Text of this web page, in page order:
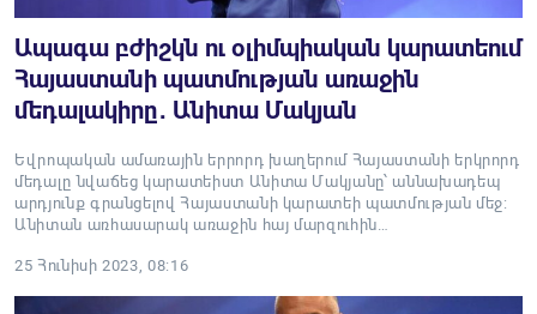
Ապագա բժիշկն ու օլիմպիական կարատեում
Հայաստանի պատմության առաջին
մեդալակիրը․ Անիտա Մակյան
Եվրոպական ամառային երրորդ խաղերում Հայաստանի երկրորդ
մեդալը նվաճեց կարատեիստ Անիտա Մակյանը՝ աննախադեպ
արդյունք գրանցելով Հայաստանի կարատեի պատմության մեջ:
Անիտան առհասարակ առաջին հայ մարզուհին…
25 Հունիսի 2023, 08:16